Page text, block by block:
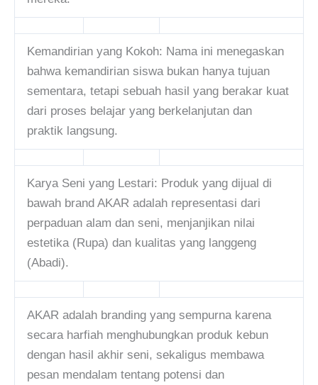
Kemandirian yang Kokoh: Nama ini menegaskan
bahwa kemandirian siswa bukan hanya tujuan
sementara, tetapi sebuah hasil yang berakar kuat
dari proses belajar yang berkelanjutan dan
praktik langsung.
Karya Seni yang Lestari: Produk yang dijual di
bawah brand AKAR adalah representasi dari
perpaduan alam dan seni, menjanjikan nilai
estetika (Rupa) dan kualitas yang langgeng
(Abadi).
AKAR adalah branding yang sempurna karena
secara harfiah menghubungkan produk kebun
dengan hasil akhir seni, sekaligus membawa
pesan mendalam tentang potensi dan